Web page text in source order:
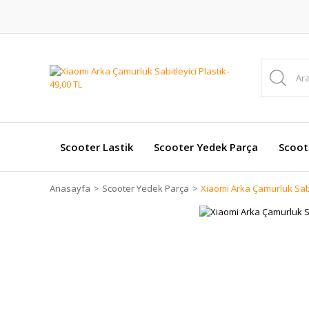
Scooter Lastik Scooter Yedek Parça
Anasayfa Scooter Yedek Parça Xiaomi Arka Çamurluk